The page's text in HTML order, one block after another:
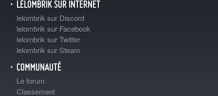
LELOMBRIK SUR INTERNET
lelombrik sur Discord
lelombrik sur Facebook
lelombrik sur Twitter
lelombrik sur Steam
COMMUNAUTÉ
Le forum
Classement